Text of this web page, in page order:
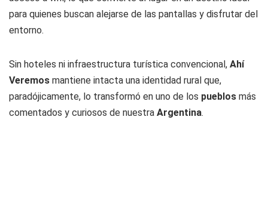
para quienes buscan alejarse de las pantallas y disfrutar del
entorno.
Sin hoteles ni infraestructura turística convencional, Ahí
Veremos mantiene intacta una identidad rural que,
paradójicamente, lo transformó en uno de los pueblos más
comentados y curiosos de nuestra Argentina.